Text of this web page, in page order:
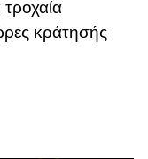
κράτησής